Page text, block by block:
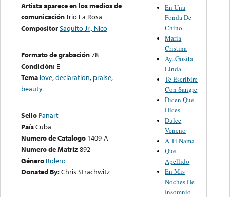
Artista aparece en los medios de
comunicaciónTrio La Rosa
CompositorSaquito Jr., Nico
Formato de grabación78
Condición: E
Tema love,declaration, praise,
beauty
Sello Panart
PaísCuba
Numero de Catalogo 1409-A
Numero de Matriz892
Género Bolero
Donated By:Chris Strachwitz
En Una
Fonda De
Chino
Maria
Cristina
Ay..Gosita
Linda
Te Escribire
Con Sangre
Dicen Que
Dices
Dulce
Veneno
A Ti Nama
Que
Apellido
En Mis
Noches De
Insomnio